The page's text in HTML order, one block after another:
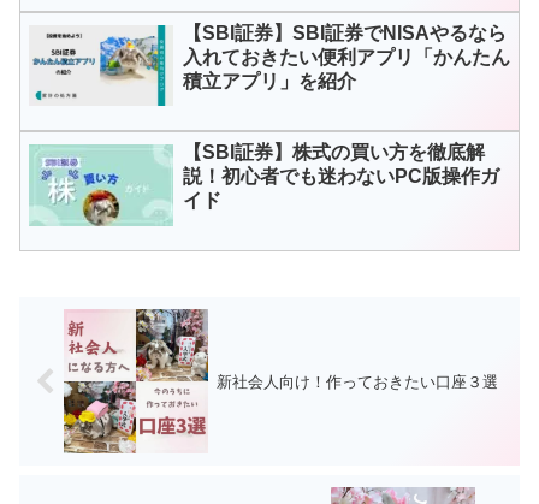
【SBI証券】SBI証券でNISAやるなら
入れておきたい便利アプリ「かんたん
積立アプリ」を紹介
【SBI証券】株式の買い方を徹底解
説！初心者でも迷わないPC版操作ガ
イド
新社会人向け！作っておきたい口座３選